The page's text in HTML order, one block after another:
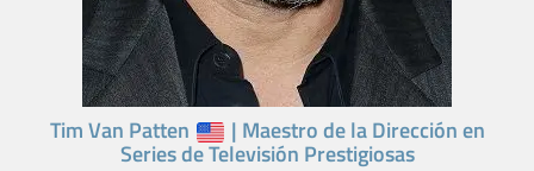
Tim Van Patten | Maestro de la Dirección en
Series de Televisión Prestigiosas